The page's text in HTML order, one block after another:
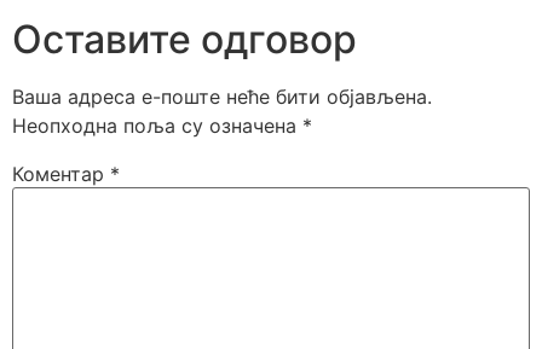
Оставите одговор
Ваша адреса е-поште неће бити објављена.
Неопходна поља су означена *
Коментар *